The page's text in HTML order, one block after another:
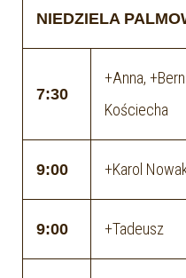
NIEDZIELA
7:30
+Anna,
Kościecha
9:00 +Karol
9:00 +Tadeusz